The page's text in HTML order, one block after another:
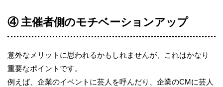
④ 主催者側のモチベーションアップ
意外なメリットに思われるかもしれませんが、これはかなり
重要なポイントです。
例えば、企業のイベントに芸人を呼んだり、企業のCMに芸人